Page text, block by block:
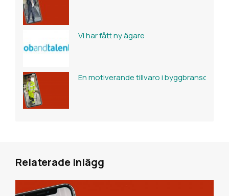
Vi har fått ny ägare
En motiverande tillvaro i byggbranschen
Relaterade inlägg